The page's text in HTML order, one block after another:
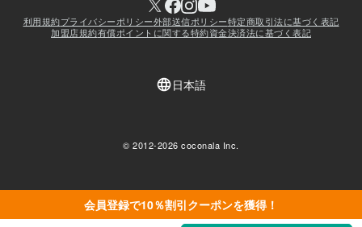
会員登録で10％割引クーポンを獲得！